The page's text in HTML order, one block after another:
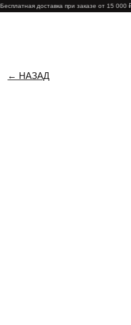
доставка при заказе от 15 000 ₽